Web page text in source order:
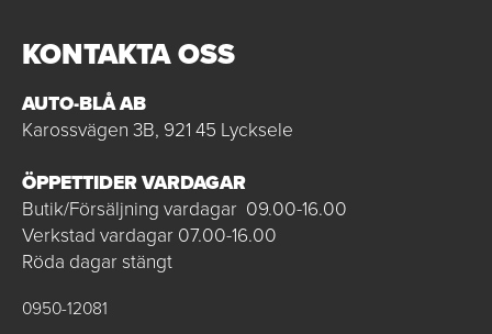
KONTAKTA OSS
AUTO-BLÅ AB
Karossvägen 3B, 921 45 Lycksele
ÖPPETTIDER VARDAGAR
Butik/Försäljning vardagar 09.00-16.00
Verkstad vardagar 07.00-16.00
Röda dagar stängt
0950-12081